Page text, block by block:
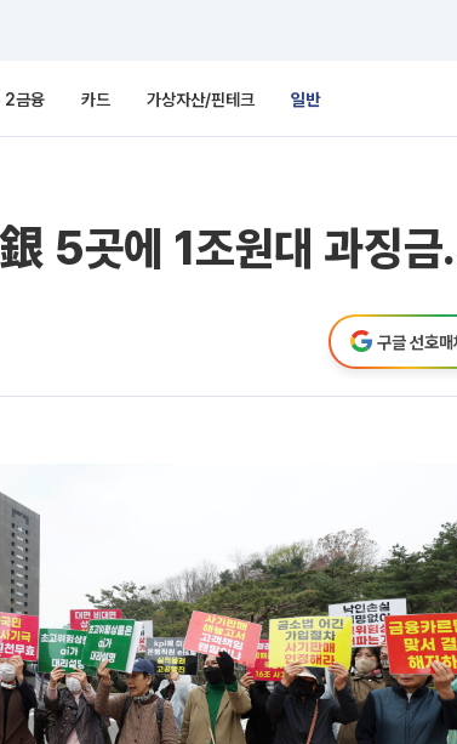
2금융 카드 가상자산/핀테크 일반
5곳에 1조원대 과징
구글 선호